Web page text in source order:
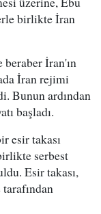
birlikte İran
beraber İran'ın
İran rejimi
Bunun ardından
başladı.
esir takası
serbest
Esir takası,